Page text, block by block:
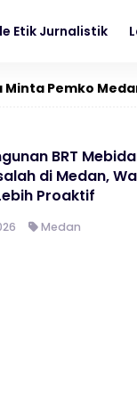
Etik Jurnalistik
Minta Pemko
BRT
di Medan,
Proaktif
Medan